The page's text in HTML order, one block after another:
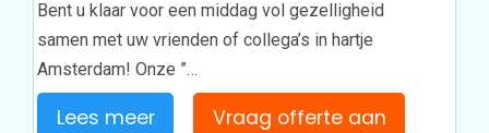
Bent u klaar voor een middag vol gezelligheid
samen met uw vrienden of collega’s in hartje
Amsterdam! Onze ”…
Lees meer Vraag offerte aan